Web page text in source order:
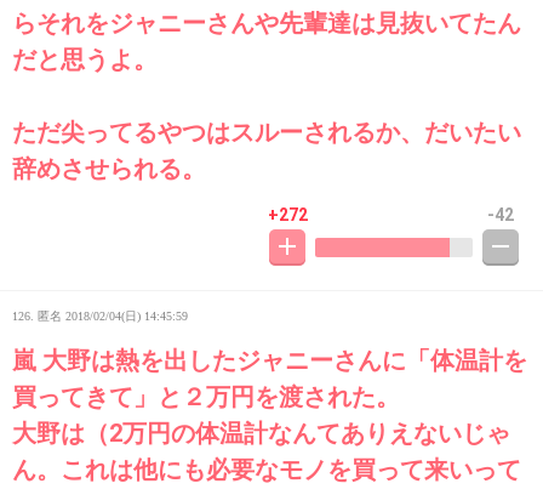
らそれをジャニーさんや先輩達は見抜いてたん
だと思うよ。
ただ尖ってるやつはスルーされるか、だいたい
辞めさせられる。
+272 -42
126. 匿名 2018/02/04(日) 14:45:59
嵐 大野は熱を出したジャニーさんに「体温計を
買ってきて」と２万円を渡された。
大野は（2万円の体温計なんてありえないじゃ
ん。これは他にも必要なモノを買って来いって